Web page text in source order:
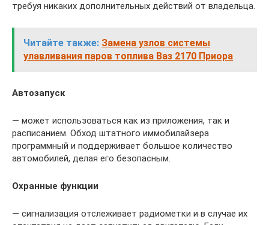
требуя никаких дополнительных действий от владельца.
Читайте также: Замена узлов системы
улавливания паров топлива Ваз 2170 Приора
Автозапуск
— может использоваться как из приложения, так и
расписанием. Обход штатного иммобилайзера
программный и поддерживает большое количество
автомобилей, делая его безопасным.
Охранные функции
— сигнализация отслеживает радиометки и в случае их